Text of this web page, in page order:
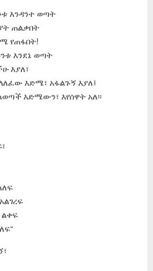
እንዳንተ ወጣት
ጠልቃበት
የጠፋበት!
እንደኔ ወጣት
እያለ፣
እድሜ፣ አፋልጉኝ እያለ፤
እድሜውን፣ እየሰዋት አለ፡፡
ልቀፍ